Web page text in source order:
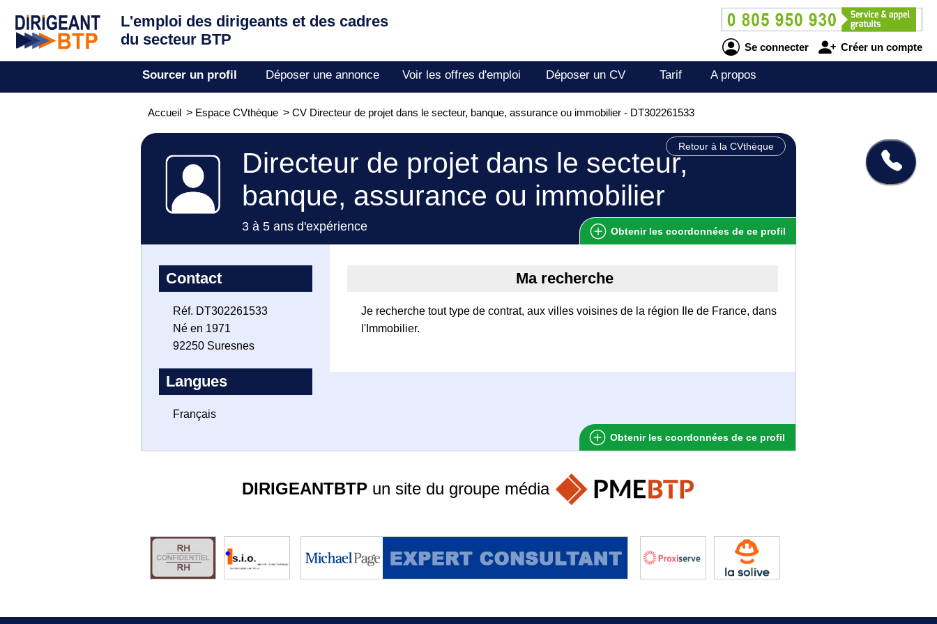
L'emploi des dirigeants et des cadres
du secteur BTP
Se connecter Créer un compte
Sourcer un profil Déposer une annonce Voir les offres d'emploi Déposer un CV Tarif A propos
Accueil > Espace CVthèque > CV Directeur de projet dans le secteur, banque, assurance ou immobilier - DT302261533
Retour à la CVthèque
Directeur de projet dans le secteur,
banque, assurance ou immobilier
3 à 5 ans d'expérience Obtenir les coordonnées de ce profil
Contact
Réf. DT302261533
Né en 1971
92250 Suresnes
Langues
Français
Ma recherche
Je recherche tout type de contrat, aux villes voisines de la région Ile de France, dans
l'Immobilier.
Obtenir les coordonnées de ce profil
DIRIGEANTBTPun site du groupe média